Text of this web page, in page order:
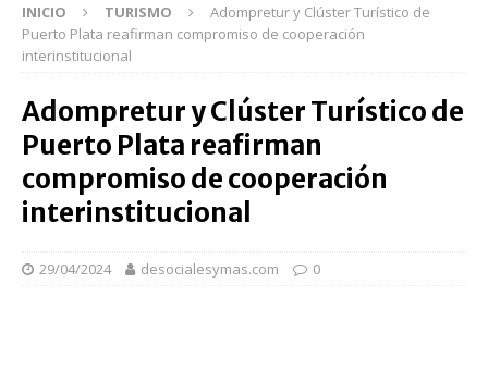
INICIO TURISMO
Adompretur y Clúster Turístico de
Puerto Plata reafirman compromiso de cooperación
interinstitucional
Adompretur y Clúster Turístico de
Puerto Plata reafirman
compromiso de cooperación
interinstitucional
29/04/2024 desocialesymas.com 0